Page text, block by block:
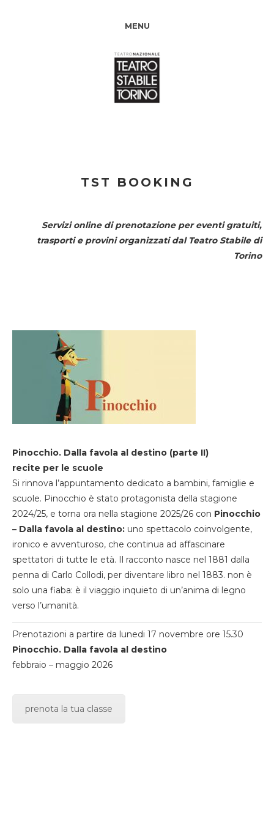
MENU
TST BOOKING
Servizi online di prenotazione per eventi gratuiti,
trasporti e provini organizzati dal Teatro Stabile di
Torino
Pinocchio. Dalla favola al destino (parte II)
recite per le scuole
Si rinnova l’appuntamento dedicato a bambini, famiglie e
scuole. Pinocchio è stato protagonista della stagione
2024/25, e torna ora nella stagione 2025/26 con Pinocchio
– Dalla favola al destino: uno spettacolo coinvolgente,
ironico e avventuroso, che continua ad affascinare
spettatori di tutte le età. Il racconto nasce nel 1881 dalla
penna di Carlo Collodi, per diventare libro nel 1883. non è
solo una fiaba: è il viaggio inquieto di un’anima di legno
verso l’umanità.
Prenotazioni a partire da lunedi 17 novembre ore 15.30
Pinocchio. Dalla favola al destino
febbraio – maggio 2026
prenota la tua classe